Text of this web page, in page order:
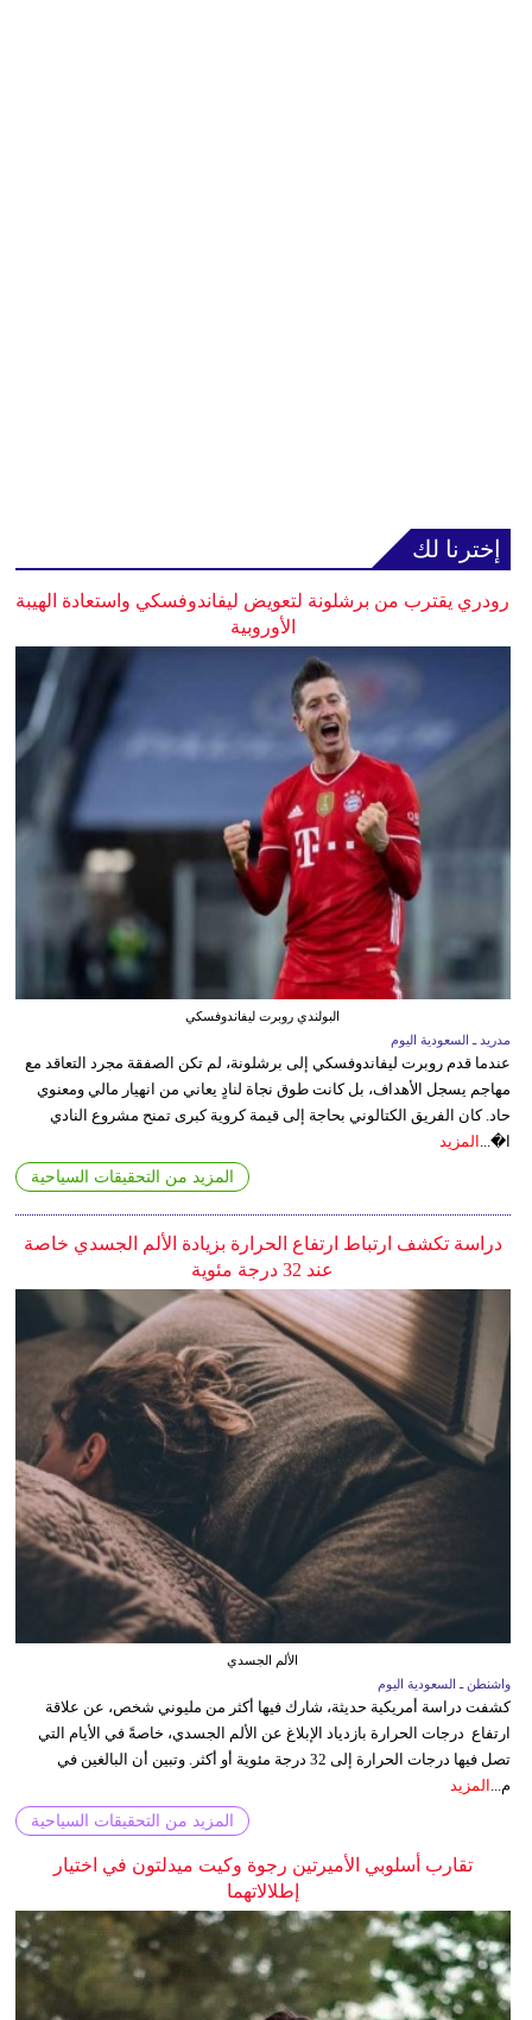
إخترنا لك
رودري يقترب من برشلونة لتعويض ليفاندوفسكي واستعادة الهيبة
الأوروبية
البولندي روبرت ليفاندوفسكي
مدريد ـ السعودية اليوم
عندما قدم روبرت ليفاندوفسكي إلى برشلونة، لم تكن الصفقة مجرد التعاقد مع
مهاجم يسجل الأهداف، بل كانت طوق نجاة لنادٍ يعاني من انهيار مالي ومعنوي
حاد. كان الفريق الكتالوني بحاجة إلى قيمة كروية كبرى تمنح مشروع النادي
ا�... المزيد
المزيد من التحقيقات السياحية
دراسة تكشف ارتباط ارتفاع الحرارة بزيادة الألم الجسدي خاصة
عند 32 درجة مئوية
الألم الجسدي
واشنطن ـ السعودية اليوم
كشفت دراسة أمريكية حديثة، شارك فيها أكثر من مليوني شخص، عن علاقة
ارتفاع درجات الحرارة بازدياد الإبلاغ عن الألم الجسدي، خاصةً في الأيام التي
تصل فيها درجات الحرارة إلى 32 درجة مئوية أو أكثر. وتبين أن البالغين في
م... المزيد
المزيد من التحقيقات السياحية
تقارب أسلوبي الأميرتين رجوة وكيت ميدلتون في اختيار
إطلالاتهما